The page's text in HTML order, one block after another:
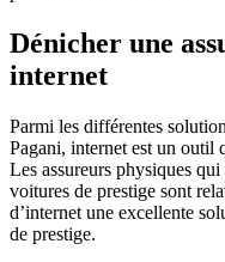
Dénicher une
internet
Parmi les différentes
Pagani, internet est un outil
Les assureurs physiques
voitures de prestige sont
d’internet une excellente
de prestige.